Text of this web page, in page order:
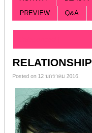
PREVIEW
Q&A
RELATIONSHIP
Posted on 12 มกราคม 2016.